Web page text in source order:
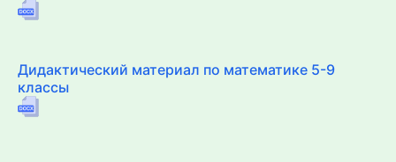
Дидактический материал по математике 5-9
классы